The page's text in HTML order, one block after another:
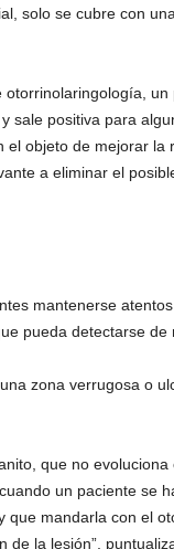
solo se cubre con
sale positiva para
objeto de mejorar la
a eliminar el
mantenerse
pueda detectarse de
zona verrugosa o
que no
un paciente se
que mandarla con el
la lesión”,